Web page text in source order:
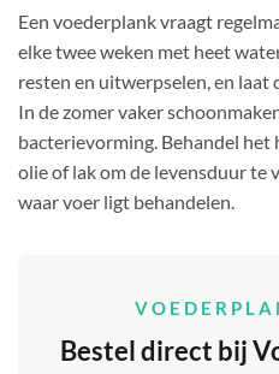
Een voederplank vraagt
elke twee weken met heet
resten en uitwerpselen, en
In de zomer vaker
bacterievorming. Behandel
olie of lak om de levensduur te
waar voer ligt behandelen.
Bestel direct bij